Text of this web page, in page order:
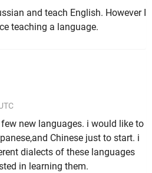
and teach English. However I
teaching a language.
few new languages. i would like to
Chinese just to start. i
dialects of these languages
in learning them.